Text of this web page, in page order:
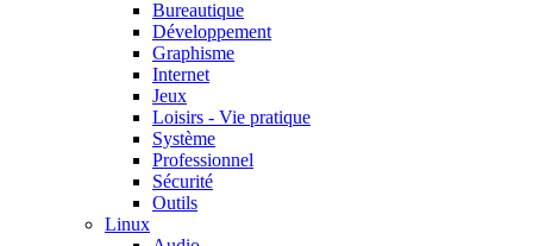
Bureautique
Développement
Graphisme
Internet
Jeux
Loisirs - Vie pratique
Système
Professionnel
Sécurité
Outils
Linux